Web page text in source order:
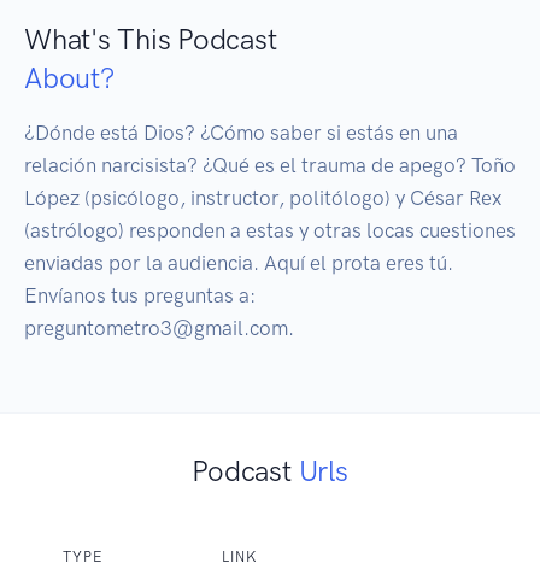
What's This Podcast
About?
¿Dónde está Dios? ¿Cómo saber si estás en una
relación narcisista? ¿Qué es el trauma de apego? Toño
López (psicólogo, instructor, politólogo) y César Rex
(astrólogo) responden a estas y otras locas cuestiones
enviadas por la audiencia. Aquí el prota eres tú.
Envíanos tus preguntas a:
preguntometro3@gmail.com.
Podcast Urls
TYPE LINK